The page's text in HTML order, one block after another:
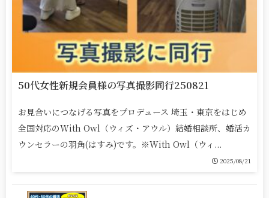
50代女性新規会員様の写真撮影同行250821
お見合いにつなげる写真をプロデュース 埼玉・東京をはじめ
全国対応のWith Owl（ウィズ・アウル）結婚相談所、婚活カ
ウンセラーの羽角(はすみ)です。※With Owl（ウィ...
2025/08/21